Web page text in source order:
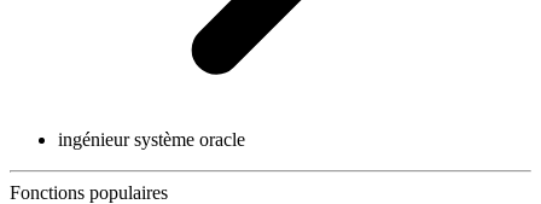
ingénieur système oracle
Fonctions populaires